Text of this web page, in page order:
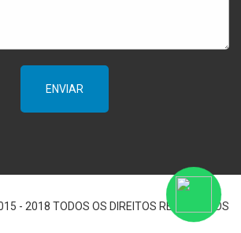
- 2018 TODOS OS DIREITOS RESERVADOS